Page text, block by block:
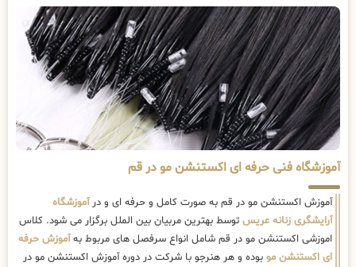
آموزشگاه فنی حرفه ای اکستنشن مو در قم
آموزش اکستنشن مو در قم به صورت کامل و حرفه ای و درآموزشگاه
آرایشگری زنانه عریس توسط بهترین مربیان بین الملل برگزار می شود. کلاس
اموزشی اکستنشن مو در قم شامل انواع سرفصل های مربوط بهآموزش حرفه
ای اکستنشن مو بوده و هر هنرجو با شرکت در دوره آموزش اکستنشن مو در